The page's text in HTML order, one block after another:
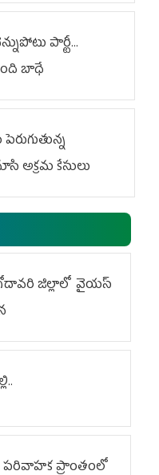
పార్టీ...
బాధే
అక్రమ కేసులు
జిల్లాలో వైయస్‌
పరివాహక ప్రాంతంలో